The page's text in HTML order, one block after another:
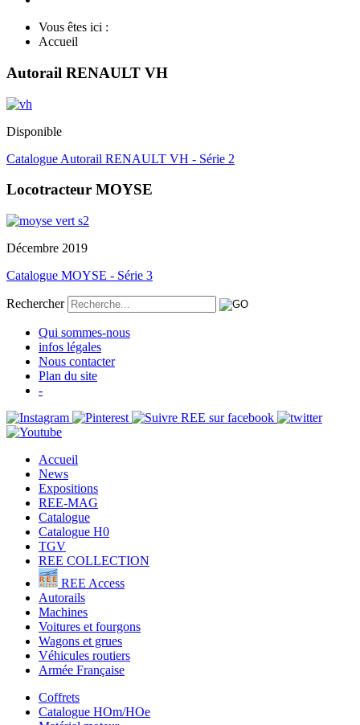
Vous êtes ici :
Accueil
Autorail RENAULT VH
Disponible
Catalogue Autorail RENAULT VH - Série 2
Locotracteur MOYSE
Décembre 2019
Catalogue MOYSE - Série 3
Rechercher
Qui sommes-nous
infos légales
Nous contacter
Plan du site
-
Accueil
News
Expositions
REE-MAG
Catalogue
Catalogue H0
TGV
REE COLLECTION
REE Access
Autorails
Machines
Voitures et fourgons
Wagons et grues
Véhicules routiers
Armée Française
Coffrets
Catalogue HOm/HOe